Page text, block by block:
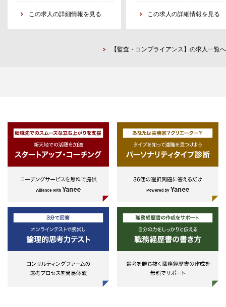
・AML/CFTに関する社内教育・研修
拠点管理の業務経験がある方
・ビジネスレベルでの英語力
この求人の詳細情報を見る この求人の詳細情報を見る
【監査・コンプライアンス】の求人一覧へ